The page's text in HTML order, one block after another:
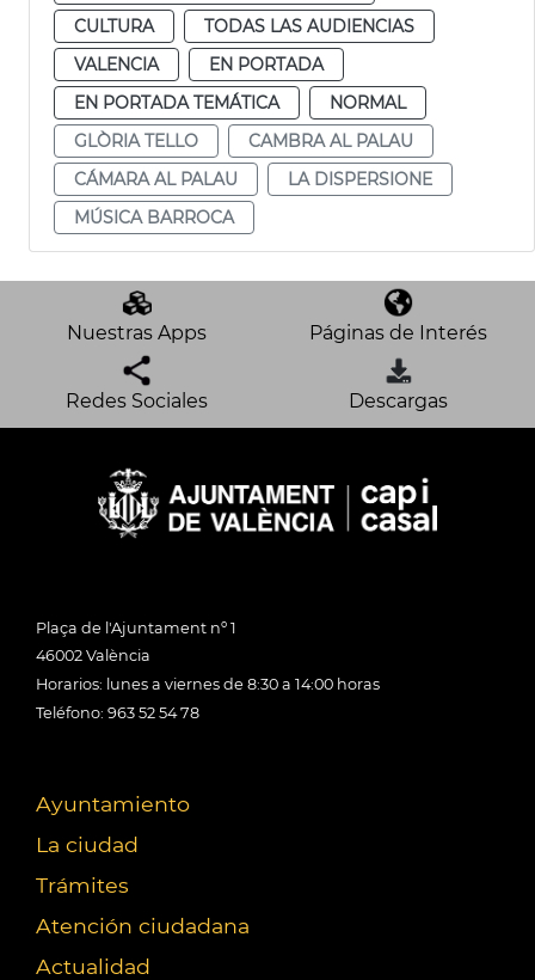
CULTURA
TODAS LAS AUDIENCIAS
VALENCIA
EN PORTADA
EN PORTADA TEMÁTICA
NORMAL
GLÒRIA TELLO
CAMBRA AL PALAU
CÁMARA AL PALAU
LA DISPERSIONE
MÚSICA BARROCA
Nuestras Apps Páginas de Interés
Redes Sociales Descargas
Plaça de l'Ajuntament nº 1
46002 València
Horarios: lunes a viernes de 8:30 a 14:00 horas
Teléfono: 963 52 54 78
Ayuntamiento
La ciudad
Trámites
Atención ciudadana
Actualidad